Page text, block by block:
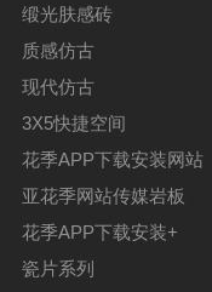
缎光肤感砖
质感仿古
现代仿古
3X5快捷空间
花季APP下载安装网站
亚花季网站传媒岩板
花季APP下载安装+
瓷片系列